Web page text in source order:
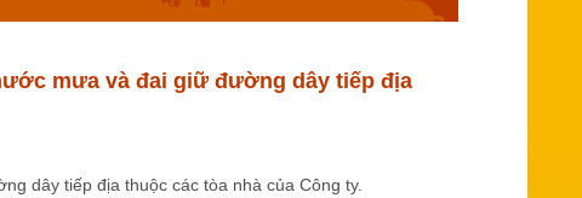
mưa và đai giữ đường dây tiếp địa
dây tiếp địa thuộc các tòa nhà của Công ty.